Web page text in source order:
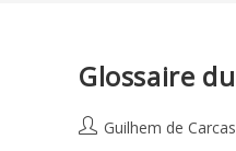
Glossaire
Auteur/autrice
Guilhem de